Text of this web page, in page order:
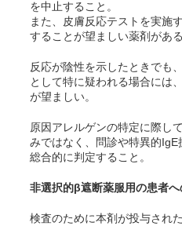
を中止すること。
また、
皮膚反応テスト を実施
することが望ましい薬剤があ
反応が陰性を示したときでも
として特に疑われる場合には
が望ましい。
原因アレルゲンの特定に際し
みではなく、問診や特異的
総合的に判定すること。
非選択的β遮断薬服用の患者
検査のために本剤が投与され